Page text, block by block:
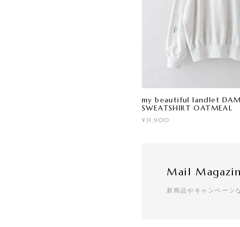
my beautiful landlet
SWEATSHIRT OATMEAL
¥31,900
Mail
新商品やキャンペーン